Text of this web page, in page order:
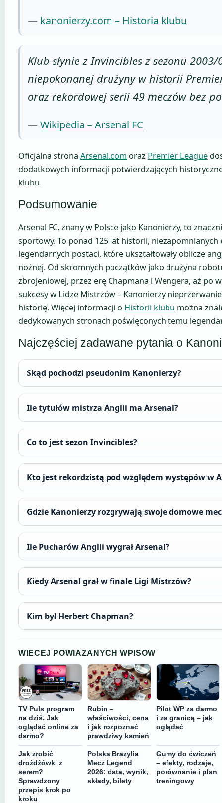
— kanonierzy.com – Historia klubu
Klub słynie z Invincibles z sezonu 2003/
niepokonanej drużyny w historii
oraz rekordowej serii 49 meczów bez
—Wikipedia – Arsenal FC
Oficjalna strona Arsenal.com oraz Premier League
dodatkowych informacji potwierdzających
klubu.
Podsumowanie
Arsenal FC, znany w Polsce jako Kanonierzy, to
sportowy. To ponad 125 lat historii, niezapomnianych
legendarnych postaci, które ukształtowały oblicze
nożnej. Od skromnych początków jako drużyna
zbrojeniowej, przez erę Chapmana i Wengera, aż po
sukcesy w Lidze Mistrzów – Kanonierzy
historię. Więcej informacji o Historii klubu można
dedykowanych stronach poświęconych temu
Najczęściej zadawane pytania o
Skąd pochodzi pseudonim Kanonierzy?
Ile tytułów mistrza Anglii ma Arsenal?
Co to jest sezon Invincibles?
Kto jest rekordzistą pod względem występów w
Gdzie Kanonierzy rozgrywają swoje domowe
Ile Pucharów Anglii wygrał Arsenal?
Kiedy Arsenal grał w finale Ligi Mistrzów?
Kim był Herbert Chapman?
WIECEJ POWIAZANYCH WPISOW
TV Puls program
na dziś. Jak
oglądać online za
darmo?
Rubin –
właściwości, cena
i jak rozpoznać
prawdziwy kamień
Pilot WP za darmo
i za granicą – jak
oglądać
Jak zrobić
drożdżówki z
serem?
Sprawdzony
przepis krok po
kroku
Polska Brazylia
Mecz Legend
2026: data, wynik,
składy, bilety
Gumy do ćwiczeń
– efekty, rodzaje,
porównanie i plan
treningowy